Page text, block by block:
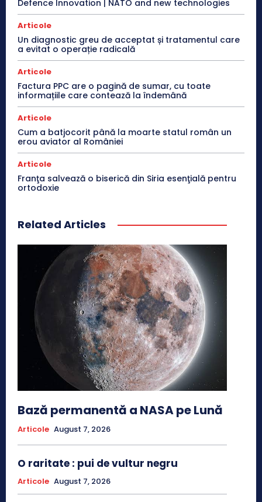
Defence Innovation | NATO and new technologies
Articole
Un diagnostic greu de acceptat și tratamentul care
a evitat o operație radicală
Articole
Factura PPC are o pagină de sumar, cu toate
informațiile care contează la îndemână
Articole
Cum a batjocorit până la moarte statul român un
erou aviator al României
Articole
Franţa salvează o biserică din Siria esenţială pentru
ortodoxie
Related Articles
Bază permanentă a NASA pe Lună
Articole August 7, 2026
O raritate : pui de vultur negru
Articole August 7, 2026